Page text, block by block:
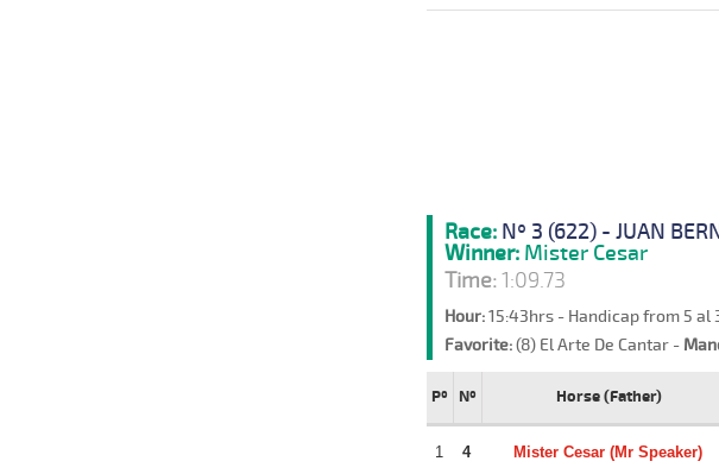
Race: Nº 3 (622) - JUAN
Winner:Mister Cesar
Time:1:09.73
Hour:15:43hrs - Handicap from 5 al
Favorite:(8) El Arte De Cantar -
Pº Nº Horse (Father)
1 4 Mister Cesar (Mr Speaker)